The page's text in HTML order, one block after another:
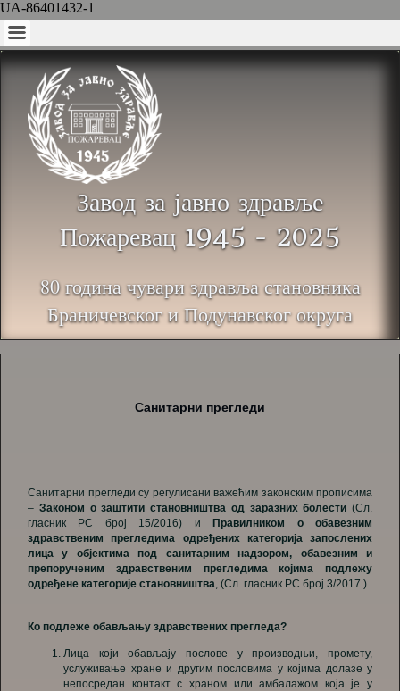
UA-86401432-1
Завод за јавно здравље
Пожаревац 1945 - 2025
80 година чувари здравља становника
Браничевског и Подунавског округа
Санитарни прегледи
Санитарни прегледи су регулисани важећим законским прописима
– Законом о заштити становништва од заразних болести (Сл.
гласник РС број 15/2016) и
Правилником о обавезним
здравственим прегледима одређених категорија запослених
лица у објектима под санитарним надзором, обавезним и
препорученим здравственим прегледима којима подлежу
одређене категорије становништва, (Сл. гласник РС број 3/2017.)
Ко подлеже обављању здравствених прегледа?
Лица који обављају послове у производњи, промету,
услуживање хране и другим пословима у којима долазе у
непосредан контакт с храном или амбалажом која је у